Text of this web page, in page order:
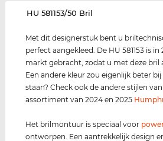
‌HU 581153/50 Bril
Met dit designerstuk bent u
perfect aangekleed. De HU 581153 is
markt gebracht, zodat u met deze bril
Een andere kleur zou eigenlijk beter
staan? Check ook de andere stijlen van
assortiment van 2024 en 2025
Het brilmontuur is speciaal voor
ontworpen. Een aantrekkelijk design